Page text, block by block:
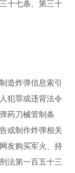
十七条、第三十
造炸弹信息索引
犯罪或违背法令
药刀械管制条
或制作炸弹相关
友购买军火、持
法第一百五十三